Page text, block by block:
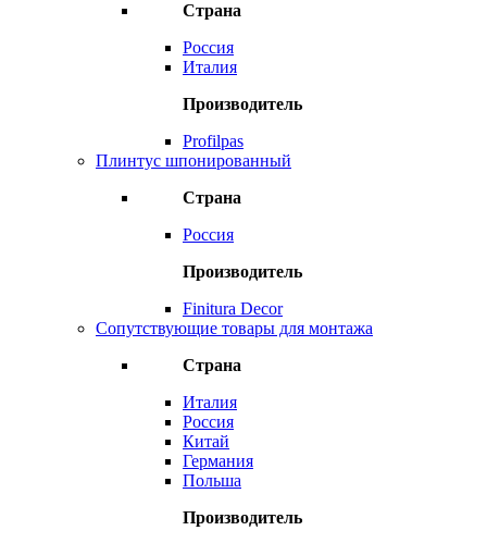
Страна
Россия
Италия
Производитель
Profilpas
Плинтус шпонированный
Страна
Россия
Производитель
Finitura Decor
Сопутствующие товары для монтажа
Страна
Италия
Россия
Китай
Германия
Польша
Производитель